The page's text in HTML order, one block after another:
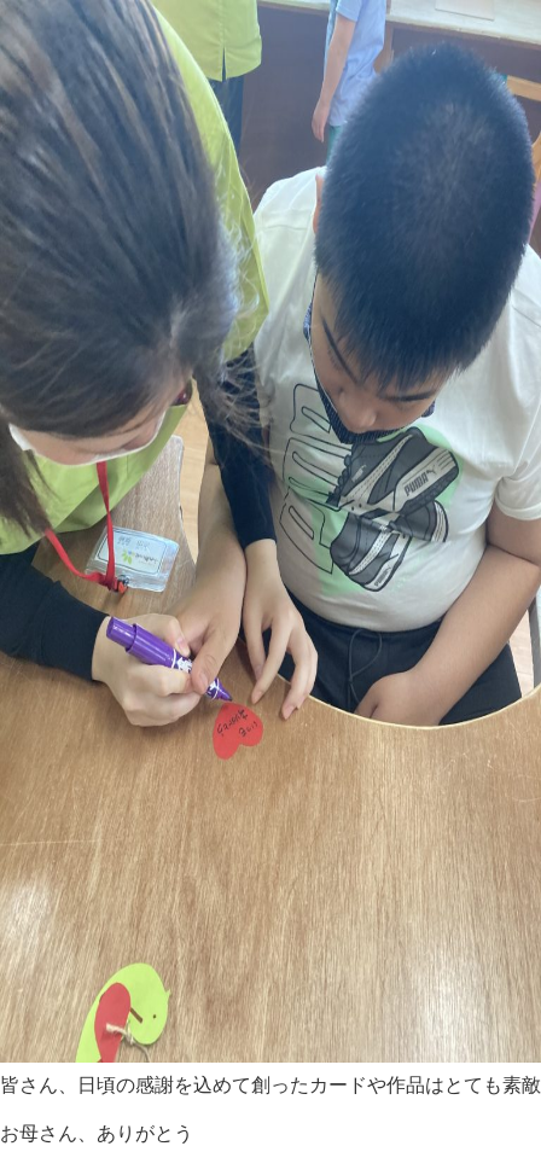
皆さん、日頃の感謝を込めて創ったカードや作品はとても素敵
お母さん、ありがとう